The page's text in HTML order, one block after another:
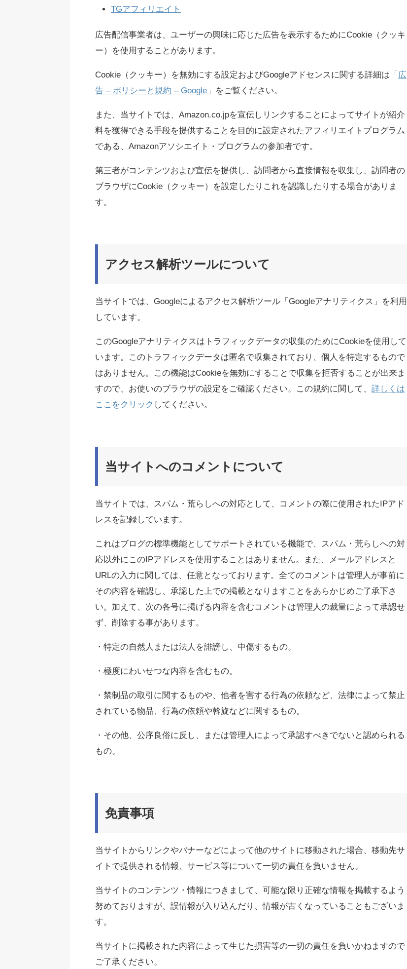
TGアフィリエイト
広告配信事業者は、ユーザーの興味に応じた広告を表示するためにCookie（クッキ
ー）を使用することがあります。
Cookie（クッキー）を無効にする設定およびGoogleアドセンスに関する詳細は「 広
告 – ポリシーと規約 – Google 」をご覧ください。
また、当サイトでは、Amazon.co.jpを宣伝しリンクすることによってサイトが紹介
料を獲得できる手段を提供することを目的に設定されたアフィリエイトプログラム
である、Amazonアソシエイト・プログラムの参加者です。
第三者がコンテンツおよび宣伝を提供し、訪問者から直接情報を収集し、訪問者の
ブラウザにCookie（クッキー）を設定したりこれを認識したりする場合がありま
す。
アクセス解析ツールについて
当サイトでは、Googleによるアクセス解析ツール「Googleアナリティクス」を利用
しています。
このGoogleアナリティクスはトラフィックデータの収集のためにCookieを使用して
います。このトラフィックデータは匿名で収集されており、個人を特定するもので
はありません。この機能はCookieを無効にすることで収集を拒否することが出来ま
すので、お使いのブラウザの設定をご確認ください。この規約に関して、 詳しくは
ここをクリック してください。
当サイトへのコメントについて
当サイトでは、スパム・荒らしへの対応として、コメントの際に使用されたIPアド
レスを記録しています。
これはブログの標準機能としてサポートされている機能で、スパム・荒らしへの対
応以外にこのIPアドレスを使用することはありません。また、メールアドレスと
URLの入力に関しては、任意となっております。全てのコメントは管理人が事前に
その内容を確認し、承認した上での掲載となりますことをあらかじめご了承下さ
い。加えて、次の各号に掲げる内容を含むコメントは管理人の裁量によって承認せ
ず、削除する事があります。
・特定の自然人または法人を誹謗し、中傷するもの。
・極度にわいせつな内容を含むもの。
・禁制品の取引に関するものや、他者を害する行為の依頼など、法律によって禁止
されている物品、行為の依頼や斡旋などに関するもの。
・その他、公序良俗に反し、または管理人によって承認すべきでないと認められる
もの。
免責事項
当サイトからリンクやバナーなどによって他のサイトに移動された場合、移動先サ
イトで提供される情報、サービス等について一切の責任を負いません。
当サイトのコンテンツ・情報につきまして、可能な限り正確な情報を掲載するよう
努めておりますが、誤情報が入り込んだり、情報が古くなっていることもございま
す。
当サイトに掲載された内容によって生じた損害等の一切の責任を負いかねますので
ご了承ください。